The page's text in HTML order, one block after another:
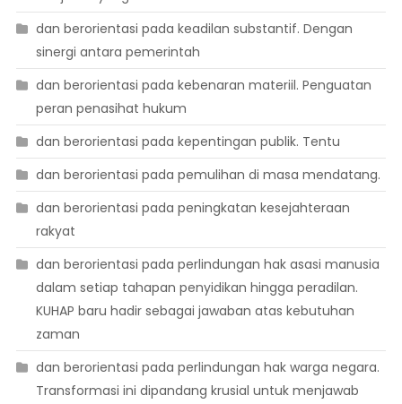
dan berorientasi pada keadilan substantif. Dengan
sinergi antara pemerintah
dan berorientasi pada kebenaran materiil. Penguatan
peran penasihat hukum
dan berorientasi pada kepentingan publik. Tentu
dan berorientasi pada pemulihan di masa mendatang.
dan berorientasi pada peningkatan kesejahteraan
rakyat
dan berorientasi pada perlindungan hak asasi manusia
dalam setiap tahapan penyidikan hingga peradilan.
KUHAP baru hadir sebagai jawaban atas kebutuhan
zaman
dan berorientasi pada perlindungan hak warga negara.
Transformasi ini dipandang krusial untuk menjawab